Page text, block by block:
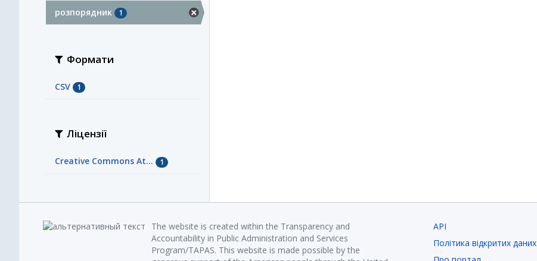
розпорядник 1
Формати
CSV 1
Ліцензії
Creative Commons At... 1
The website is created within the Transparency and
Accountability in Public Administration and Services
Program/TAPAS. This website is made possible by the
API
Політика відкритих даних